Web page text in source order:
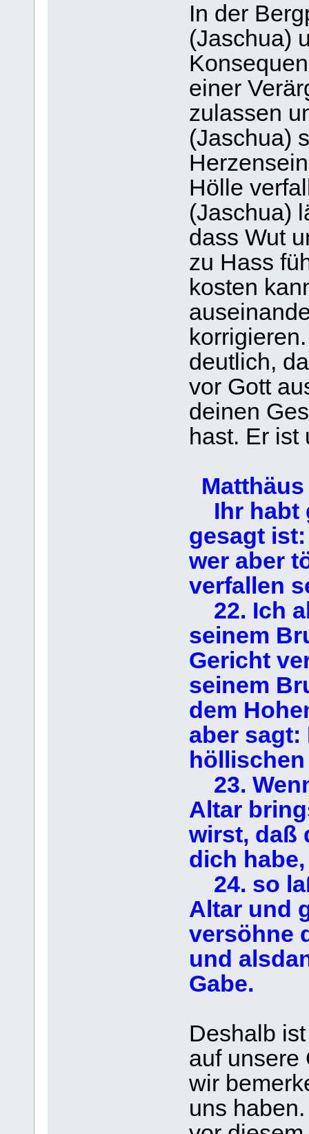
In der
(Jaschua)
einer
zulassen
(Jaschua)
Hölle
(Jaschua)
dass Wut
zu Hass
kosten
deutlich,
vor Gott
deinen
hast. Er ist
Matthäus
Ihr habt
gesagt
wer aber
verfallen
22. Ich
seinem
Gericht
seinem
dem
aber sagt:
23.
Altar
wirst, daß
dich habe,
24. so
Altar und
versöhne
und
Gabe.
Deshalb
auf unsere
wir
uns